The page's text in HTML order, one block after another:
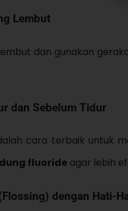
Lembut
dan gunakan
dan Sebelum Tidur
cara terbaik untuk
fluoride agar lebih
dengan Hati-